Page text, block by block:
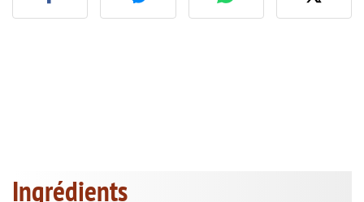
Ingrédients